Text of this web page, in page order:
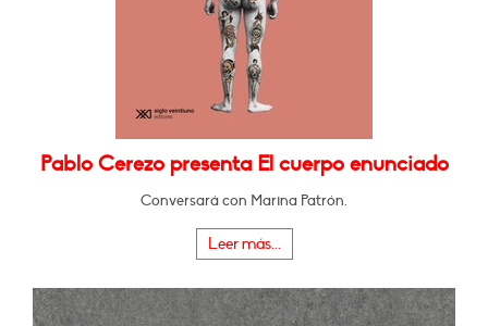
Pablo Cerezo presenta El cuerpo enunciado
Conversará con Marina Patrón.
Leer más...